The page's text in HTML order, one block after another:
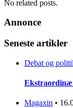
No related posts.
Annonce
Seneste artikler
Debat og
Magaxin •